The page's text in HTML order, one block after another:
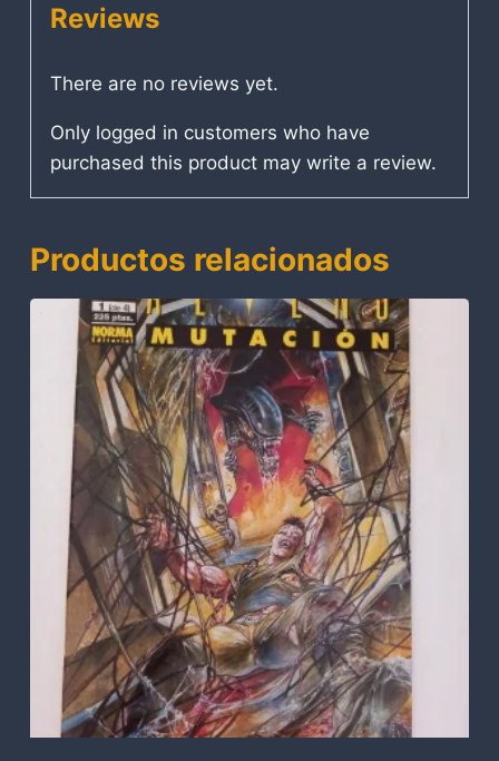
Reviews
There are no reviews yet.
Only logged in customers who have
purchased this product may write a review.
Productos relacionados